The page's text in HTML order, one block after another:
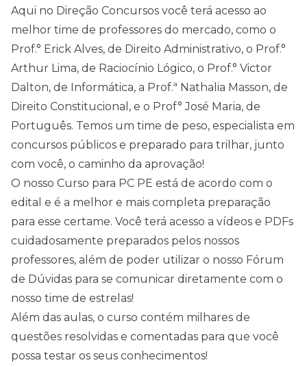
Aqui no Direção Concursos você terá acesso ao
melhor time de professores do mercado, como o
Prof.° Erick Alves, de Direito Administrativo, o Prof.°
Arthur Lima, de Raciocínio Lógico, o Prof.° Victor
Dalton, de Informática, a Prof.ª Nathalia Masson, de
Direito Constitucional, e o Prof° José Maria, de
Português. Temos um time de peso, especialista em
concursos públicos e preparado para trilhar, junto
com você, o caminho da aprovação!
O nosso Curso para PC PE está de acordo com o
edital e é a melhor e mais completa preparação
para esse certame. Você terá acesso a vídeos e PDFs
cuidadosamente preparados pelos nossos
professores, além de poder utilizar o nosso Fórum
de Dúvidas para se comunicar diretamente com o
nosso time de estrelas!
Além das aulas, o curso contém milhares de
questões resolvidas e comentadas para que você
possa testar os seus conhecimentos!